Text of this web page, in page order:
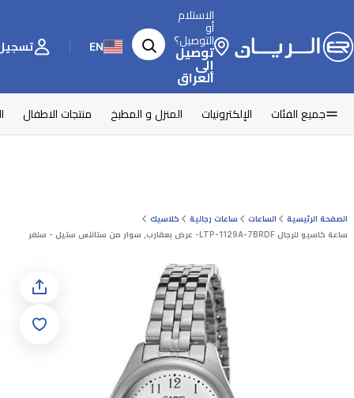
الاستلام
أو
التوصيل؟
توصيل
إلى
العراق
EN تسجيل
جميع الفئات الإلكترونيات المنزل و المطبخ منتجات الاطفال
الصفحة الرئيسية الساعات ساعات رجالية
كلاسيك
ساعة كاسيو للرجال LTP-1129A-7BRDF- عرض بعقارب, سوار من ستانلس ستيل - سلفر